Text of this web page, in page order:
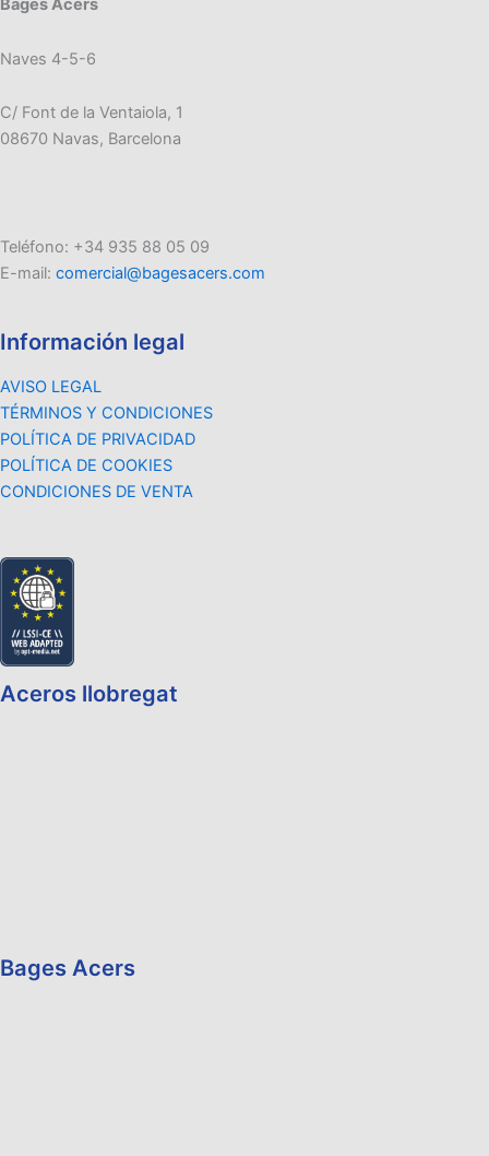
Bages Acers
Naves 4-5-6
C/ Font de la Ventaiola, 1
08670 Navas, Barcelona
Teléfono: +34 935 88 05 09
E-mail: comercial@bagesacers.com
Información legal
AVISO LEGAL
TÉRMINOS Y CONDICIONES
POLÍTICA DE PRIVACIDAD
POLÍTICA DE COOKIES
CONDICIONES DE VENTA
Aceros llobregat
Bages Acers